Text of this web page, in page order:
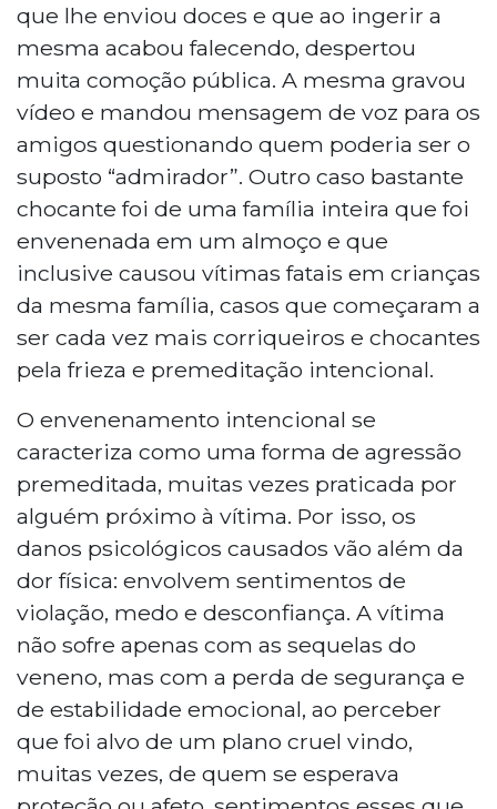
que lhe enviou doces e que ao ingerir a
mesma acabou falecendo, despertou
muita comoção pública. A mesma gravou
vídeo e mandou mensagem de voz para os
amigos questionando quem poderia ser o
suposto “admirador”. Outro caso bastante
chocante foi de uma família inteira que foi
envenenada em um almoço e que
inclusive causou vítimas fatais em crianças
da mesma família, casos que começaram a
ser cada vez mais corriqueiros e chocantes
pela frieza e premeditação intencional.
O envenenamento intencional se
caracteriza como uma forma de agressão
premeditada, muitas vezes praticada por
alguém próximo à vítima. Por isso, os
danos psicológicos causados vão além da
dor física: envolvem sentimentos de
violação, medo e desconfiança. A vítima
não sofre apenas com as sequelas do
veneno, mas com a perda de segurança e
de estabilidade emocional, ao perceber
que foi alvo de um plano cruel vindo,
muitas vezes, de quem se esperava